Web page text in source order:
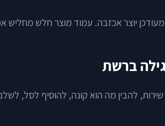
ברשת
להבין מה הוא קונה, להוסיף לסל,